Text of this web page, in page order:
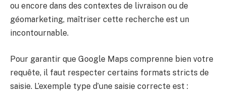
ou encore dans des contextes de livraison ou de
géomarketing, maîtriser cette recherche est un
incontournable.
Pour garantir que Google Maps comprenne bien votre
requête, il faut respecter certains formats stricts de
saisie. L’exemple type d’une saisie correcte est :